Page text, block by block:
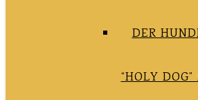
DER
“HOLY